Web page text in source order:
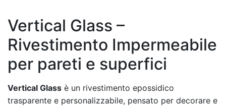
Vertical Glass –
Rivestimento Impermeabile
per pareti e superfici
Vertical Glass è un rivestimento epossidico
trasparente e personalizzabile, pensato per decorare e